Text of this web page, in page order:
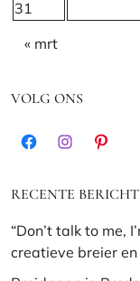
31
« mrt
VOLG ONS
FacebookInstagram
RECENTE
“Don’t talk to me,
creatieve breier